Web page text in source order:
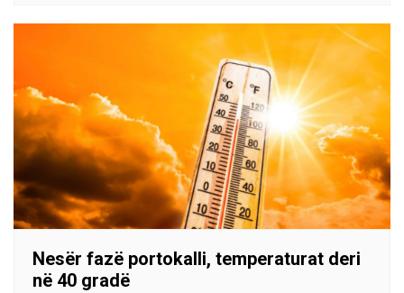
Nesër fazë portokalli, temperaturat deri
në 40 gradë